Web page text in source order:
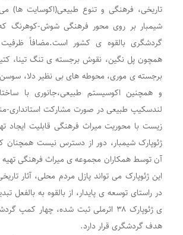
تاریخی، فرهنگی و تنوع طبیعی(اکوسایت ها)
گردشگری بالقوه ی کشور است.مضافاً
همچون پل نگین، نقوش برجسته ی تنگ تینا،
برجسته ی موری، محوطه های بی نظیر دلا،
و همچنین اکوسیستم طبیعی،جانوری با
لندسکیپ طبیعی در صورت مشارکت استانداری-
زیست با محوریت میراث فرهنگی قابلیت ایجاد
ژئوپارک شیمبار، دور از دسترس نیست همچنان
آن توسط همکاران مجموعه ی میراث فرهنگی
این ژئوپارک می تواند پازل مردم محلی، آثار
در راستای توسعه ی پایدار، از بالقوه به بالفعل
ی ژئوپارک ۳۸ اثرملی ثبت شده، چهار
هدف گردشگری قرار دارد.